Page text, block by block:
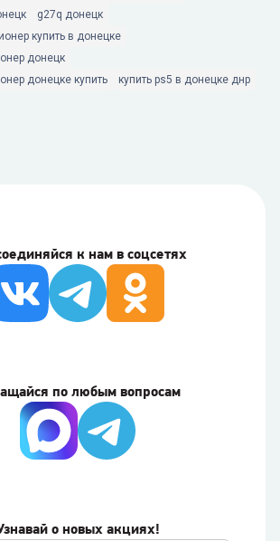
g27q донецк
купить в донецке
донецк
донецке купить
купить ps5 в донецке днр
к нам в соцсетях
о новых акциях!
по любым вопросам